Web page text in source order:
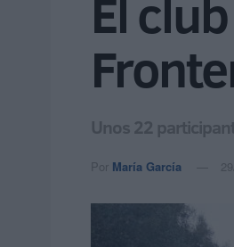
El
Unos 22
Por María García